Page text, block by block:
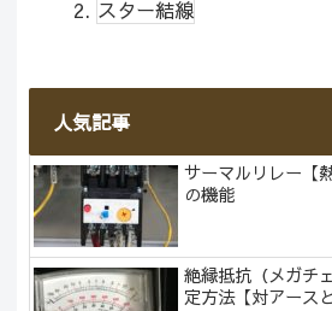
スター結線
人気記事
サーマルリレー【
の機能
絶縁抵抗（メガチ
定方法【対アース